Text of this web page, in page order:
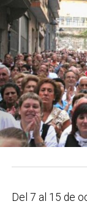
Del 7 al 15 de